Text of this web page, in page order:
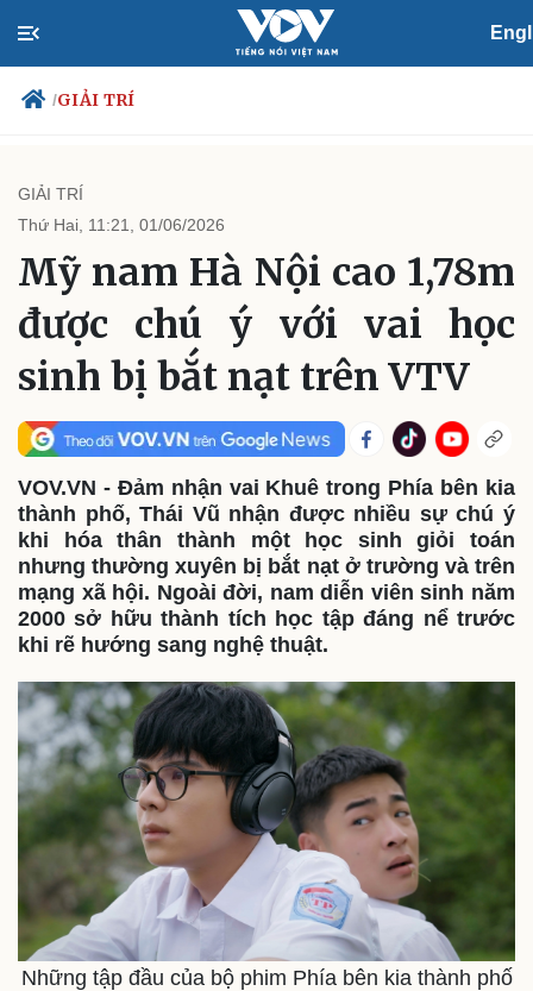
/GIẢI TRÍ
Chính trị
Đảng
Tổ chức nhân sự
Quốc hội
Nhận diện sự thật
Tin 24h
Dự báo thời tiết
Giáo dục
Dấu ấn VOV
Việc làm
Biển đảo
GIẢI TRÍ
Thứ Hai, 11:21, 01/06/2026
Mỹ nam Hà Nội cao 1,78m
được chú ý với vai học
sinh bị bắt nạt trên VTV
VOV.VN - Đảm nhận vai Khuê trong Phía bên kia
thành phố, Thái Vũ nhận được nhiều sự chú ý
khi hóa thân thành một học sinh giỏi toán
nhưng thường xuyên bị bắt nạt ở trường và trên
mạng xã hội. Ngoài đời, nam diễn viên sinh năm
2000 sở hữu thành tích học tập đáng nể trước
khi rẽ hướng sang nghệ thuật.
Những tập đầu của bộ phim Phía bên kia thành phố